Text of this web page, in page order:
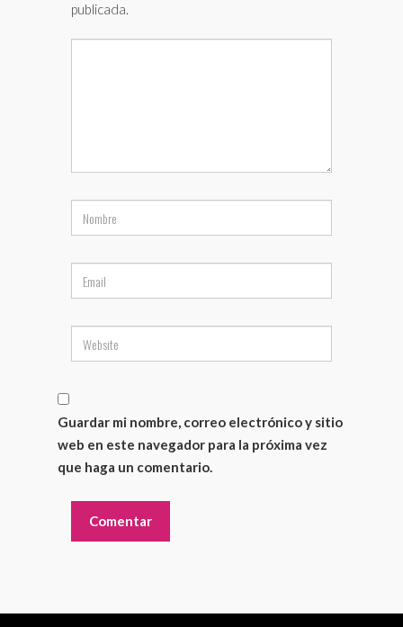
publicada.
Guardar mi nombre, correo electrónico y sitio
web en este navegador para la próxima vez
que haga un comentario.